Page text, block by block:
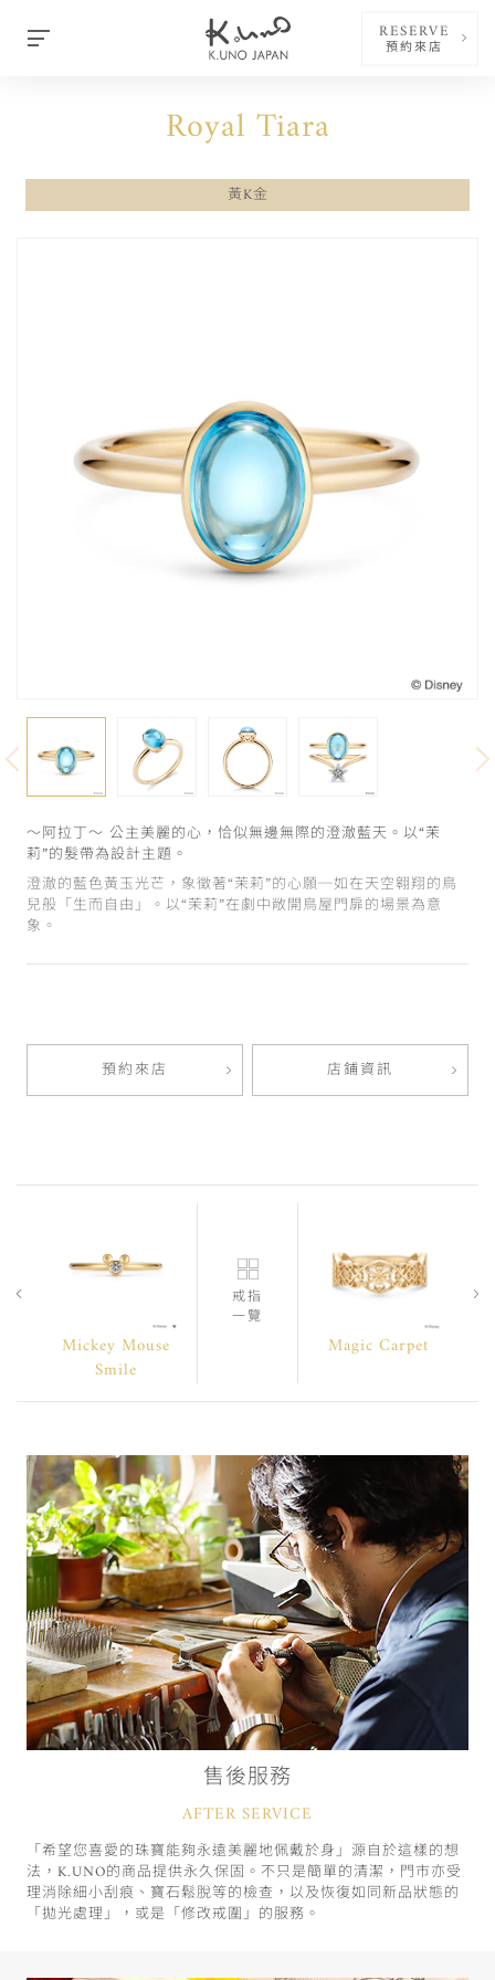
RESERVE
預約來店
Royal Tiara
黃K金
～阿拉丁～ 公主美麗的心，恰似無邊無際的澄澈藍天。以“茉
莉”的髮帶為設計主題。
澄澈的藍色黃玉光芒，象徵著“茉莉”的心願─如在天空翱翔的鳥
兒般「生而自由」。以“茉莉”在劇中敞開鳥屋門扉的場景為意
象。
預約來店 店鋪資訊
Mickey Mouse
Smile
戒指
一覽
Magic Carpet
售後服務
AFTER SERVICE
「希望您喜愛的珠寶能夠永遠美麗地佩戴於身」源自於這樣的想
法，K.UNO的商品提供永久保固。不只是簡單的清潔，門市亦受
理消除細小刮痕、寶石鬆脫等的檢查，以及恢復如同新品狀態的
「拋光處理」，或是「修改戒圍」的服務。